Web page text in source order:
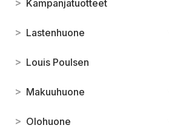
> Kampanjatuotteet
> Lastenhuone
> Louis Poulsen
> Makuuhuone
> Olohuone